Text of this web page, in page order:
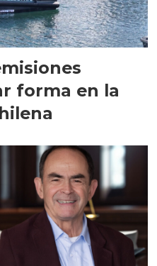
forma en la